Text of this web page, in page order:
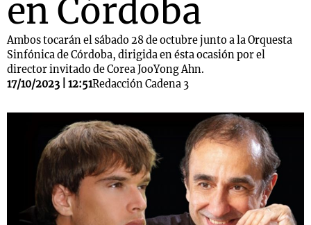
en Córdoba
Ambos tocarán el sábado 28 de octubre junto a la Orquesta
Sinfónica de Córdoba, dirigida en ésta ocasión por el
director invitado de Corea JooYong Ahn.
17/10/2023 | 12:51Redacción Cadena 3